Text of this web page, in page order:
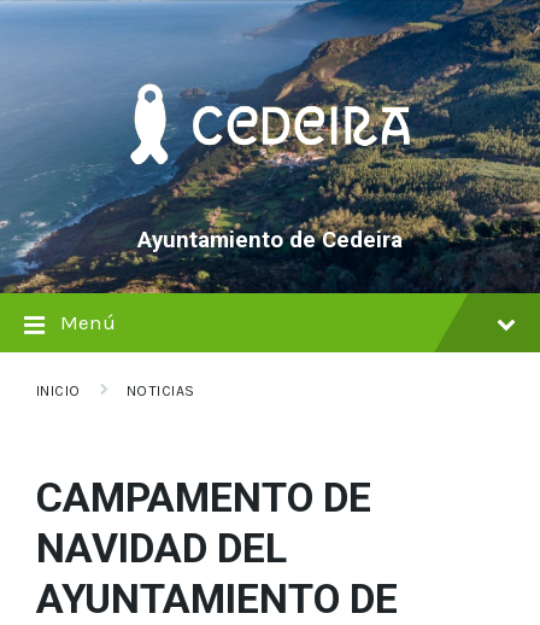
saltar
Saltar
Saltar
Ayuntamiento de Cedeira
Menú
INICIO NOTICIAS
CAMPAMENTO DE
NAVIDAD DEL
AYUNTAMIENTO DE